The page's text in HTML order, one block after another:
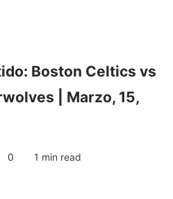
Boston Celtics vs
| Marzo, 15,
0 1 min read